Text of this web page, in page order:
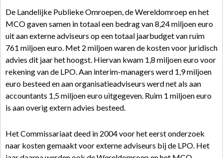
De Landelijke Publieke Omroepen, de Wereldomroep en het
MCO gaven samen in totaal een bedrag van 8,24 miljoen euro
uit aan externe adviseurs op een totaal jaarbudget van ruim
761 miljoen euro. Met 2 miljoen waren de kosten voor juridisch
advies dit jaar het hoogst. Hiervan kwam 1,8 miljoen euro voor
rekening van de LPO. Aan interim-managers werd 1,9 miljoen
euro besteed en aan organisatieadviseurs werd net als aan
accountants 1,5 miljoen euro uitgegeven. Ruim 1 miljoen euro
is aan overig extern advies besteed.
Het Commissariaat deed in 2004 voor het eerst onderzoek
naar kosten gemaakt voor externe adviseurs bij de LPO. Het